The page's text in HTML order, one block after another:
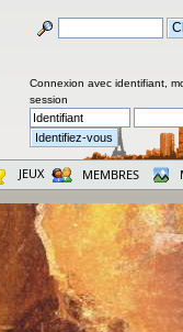
Connexion avec identifiant,
session
JEUX MEMBRES